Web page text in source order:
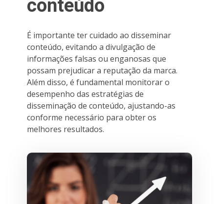
conteúdo
É importante ter cuidado ao disseminar
conteúdo, evitando a divulgação de
informações falsas ou enganosas que
possam prejudicar a reputação da marca.
Além disso, é fundamental monitorar o
desempenho das estratégias de
disseminação de conteúdo, ajustando-as
conforme necessário para obter os
melhores resultados.